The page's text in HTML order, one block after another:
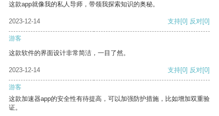
这款app就像我的私人导师，带领我探索知识的奥秘。
2023-12-14 支持[0] 反对[0]
游客
这款软件的界面设计非常简洁，一目了然。
2023-12-14 支持[0] 反对[0]
游客
这款加速器app的安全性有待提高，可以加强防护措施，比如增加双重验
证。